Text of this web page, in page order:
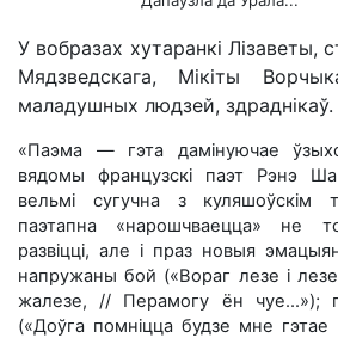
У вобразах хутаранкі Лізаветы,
Мядзведскага, Мікіты
маладушных людзей, здраднікаў.
«Паэма — гэта дамінуючае
вядомы французскі паэт Рэнэ
вельмі сугучна з куляшоўскім
паэтапна «нарошчваецца» не
развіцці, але і праз новыя
напружаны бой («Вораг лезе і
жалезе, // Перамогу ён чуе...»);
(«Доўга помніцца будзе мне